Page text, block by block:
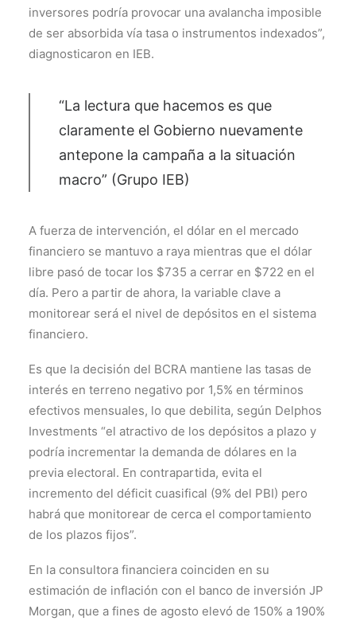
inversores podría provocar una avalancha imposible
de ser absorbida vía tasa o instrumentos indexados”,
diagnosticaron en IEB.
“La lectura que hacemos es que
claramente el Gobierno nuevamente
antepone la campaña a la situación
macro” (Grupo IEB)
A fuerza de intervención, el dólar en el mercado
financiero se mantuvo a raya mientras que el dólar
libre pasó de tocar los $735 a cerrar en $722 en el
día. Pero a partir de ahora, la variable clave a
monitorear será el nivel de depósitos en el sistema
financiero.
Es que la decisión del BCRA mantiene las tasas de
interés en terreno negativo por 1,5% en términos
efectivos mensuales, lo que debilita, según Delphos
Investments “el atractivo de los depósitos a plazo y
podría incrementar la demanda de dólares en la
previa electoral. En contrapartida, evita el
incremento del déficit cuasifical (9% del PBI) pero
habrá que monitorear de cerca el comportamiento
de los plazos fijos”.
En la consultora financiera coinciden en su
estimación de inflación con el banco de inversión JP
Morgan, que a fines de agosto elevó de 150% a 190%